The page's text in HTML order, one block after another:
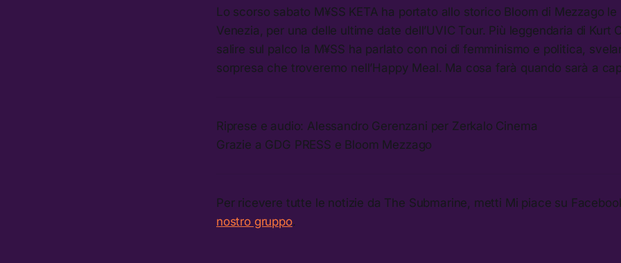
Lo scorso sabato M¥SS KETA ha portato allo storico Bloom di Mezzago le
Venezia, per una delle ultime date dell’UVIC Tour. Più leggendaria di Kurt
salire sul palco la M¥SS ha parlato con noi di femminismo e politica,
sorpresa che troveremo nell’Happy Meal. Ma cosa farà quando sarà a
Riprese e audio: Alessandro Gerenzani per Zerkalo Cinema
Grazie a GDG PRESS e Bloom Mezzago
Per ricevere tutte le notizie da The Submarine, metti Mi piace su
nostro gruppo.